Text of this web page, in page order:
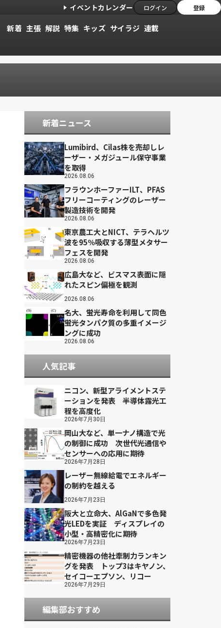
イベントカレンダー ログイン 登録
新着 主張 解説 特集 キッズ サイラジ 連載
新着ニュース
Lumibird、Cilas株を売却しレ
ーザー・メガジュール保守事業
を取得
2026.08.06
フラウンホーファーILT、PFAS
フリーコーティングのレーザー
製造技術を開発
2026.08.06
東京農工大とNICT、テラヘルツ
波を95％吸収する薄型メタサー
フェスを開発
2026.08.06
広島大など、ビスマス表面に隠
れたスピン偏極を観測
2026.08.06
名大、蛍光寿命を利用して同色
蛍光タンパク質の多重イメージ
ングに成功
2026.08.06
人気記事
ニコン、新型アライメントステ
ーションを発表 半導体露光工
程を高度化
2026年7月30日
岡山大など、単一ナノ構造で光
の制御に成功 次世代光通信や
センサーへの応用に期待
2026年7月28日
レーザー無線給電でエネルギー
の制約を越える
2026年7月23日
阪大と立命大、AlGaNで多色発
光LEDを実証 ディスプレイの
小型・高精密化に期待
2026年7月23日
精密機器の他社牽制力ランキン
グを発表 トップ3はキヤノン、
セイコーエプソン、リコー
2026年7月29日
編集部おすすめ